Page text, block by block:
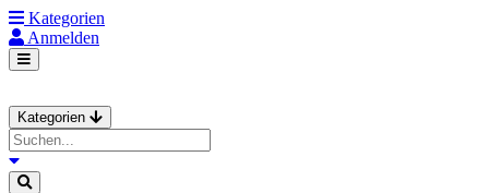
Kategorien
Anmelden
Kategorien